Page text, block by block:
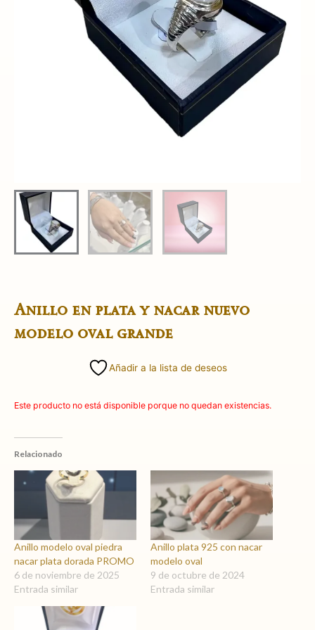
Anillo en plata y nacar nuevo
modelo oval grande
Añadir a la lista de deseos
Este producto no está disponible porque no quedan existencias.
Relacionado
Anillo modelo oval piedra
nacar plata dorada PROMO
6 de noviembre de 2025
Entrada similar
Anillo plata 925 con nacar
modelo oval
9 de octubre de 2024
Entrada similar